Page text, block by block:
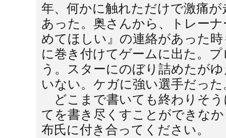
年、何かに触れただけで激痛
あった。奥さんから、トレー
めてほしい』の連絡があった
に巻き付けてゲームに出た。
う。スターにのぼり詰めたが
いない。ケガに強い選手だった
どこまで書いても終わりそ
てを書き尽くすことができな
布氏に付き合ってください。